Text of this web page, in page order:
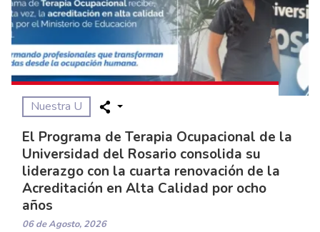
Nuestra U
El Programa de Terapia Ocupacional de la
Universidad del Rosario consolida su
liderazgo con la cuarta renovación de la
Acreditación en Alta Calidad por ocho
años
06 de Agosto, 2026